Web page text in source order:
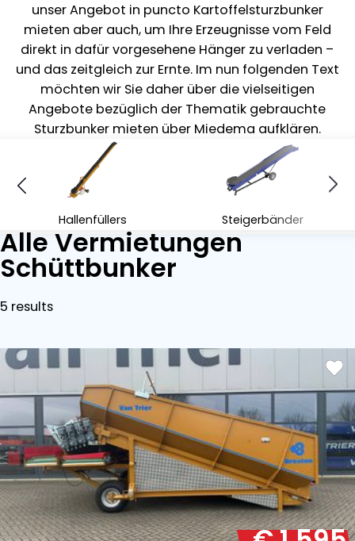
unser Angebot in puncto Kartoffelsturzbunker
mieten aber auch, um Ihre Erzeugnisse vom Feld
direkt in dafür vorgesehene Hänger zu verladen –
und das zeitgleich zur Ernte. Im nun folgenden Text
möchten wir Sie daher über die vielseitigen
Angebote bezüglich der Thematik gebrauchte
Sturzbunker mieten über Miedema aufklären.
Hallenfüllers Steigerbänder
Alle Vermietungen
Schüttbunker
5 results